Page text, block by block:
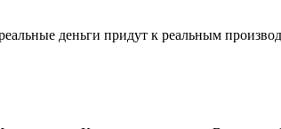
деньги придут к реальным